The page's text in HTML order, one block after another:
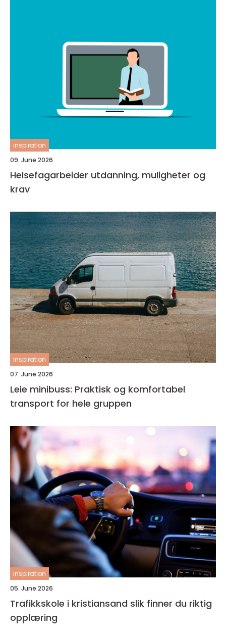
inspiration
09. June 2026
Helsefagarbeider utdanning, muligheter og
krav
inspiration
07. June 2026
Leie minibuss: Praktisk og komfortabel
transport for hele gruppen
inspiration
05. June 2026
Trafikkskole i kristiansand slik finner du riktig
opplæring